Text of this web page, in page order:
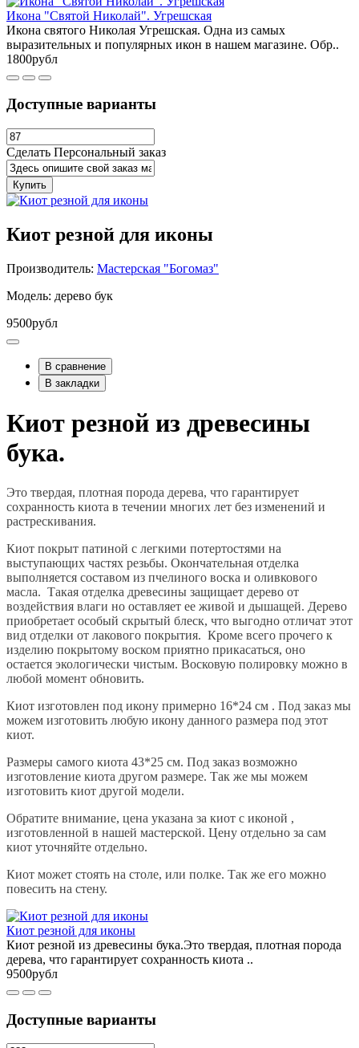
Икона "Святой Николай". Угрешская
Икона святого Николая Угрешская. Одна из самых
выразительных и популярных икон в нашем магазине. Обр..
1800рубл
Доступные варианты
Сделать Персональный заказ
Купить
Киот резной для иконы
Производитель: Мастерская "Богомаз"
Модель: дерево бук
9500рубл
В сравнение
В закладки
Киот резной из древесины
бука.
Это твердая, плотная порода дерева, что гарантирует
сохранность киота в течении многих лет без изменений и
растрескивания.
Киот покрыт патиной с легкими потертостями на
выступающих частях резьбы. Окончательная отделка
выполняется составом из пчелиного воска и оливкового
масла. Такая отделка древесины защищает дерево от
воздействия влаги но оставляет ее живой и дышащей. Дерево
приобретает особый скрытый блеск, что выгодно отличат этот
вид отделки от лакового покрытия. Кроме всего прочего к
изделию покрытому воском приятно прикасаться, оно
остается экологически чистым. Восковую полировку можно в
любой момент обновить.
Киот изготовлен под икону примерно 16*24 см . Под заказ мы
можем изготовить любую икону данного размера под этот
киот.
Размеры самого киота 43*25 см. Под заказ возможно
изготовление киота другом размере. Так же мы можем
изготовить киот другой модели.
Обратите внимание, цена указана за киот с иконой ,
изготовленной в нашей мастерской. Цену отдельно за сам
киот уточняйте отдельно.
Киот может стоять на столе, или полке. Так же его можно
повесить на стену.
Киот резной для иконы
Киот резной из древесины бука.Это твердая, плотная порода
дерева, что гарантирует сохранность киота ..
9500рубл
Доступные варианты